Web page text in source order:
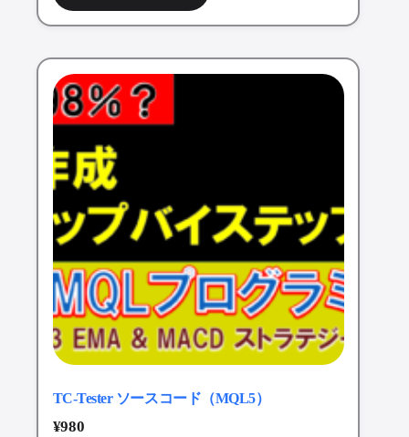
TC-Tester ソースコード（MQL5）
¥980